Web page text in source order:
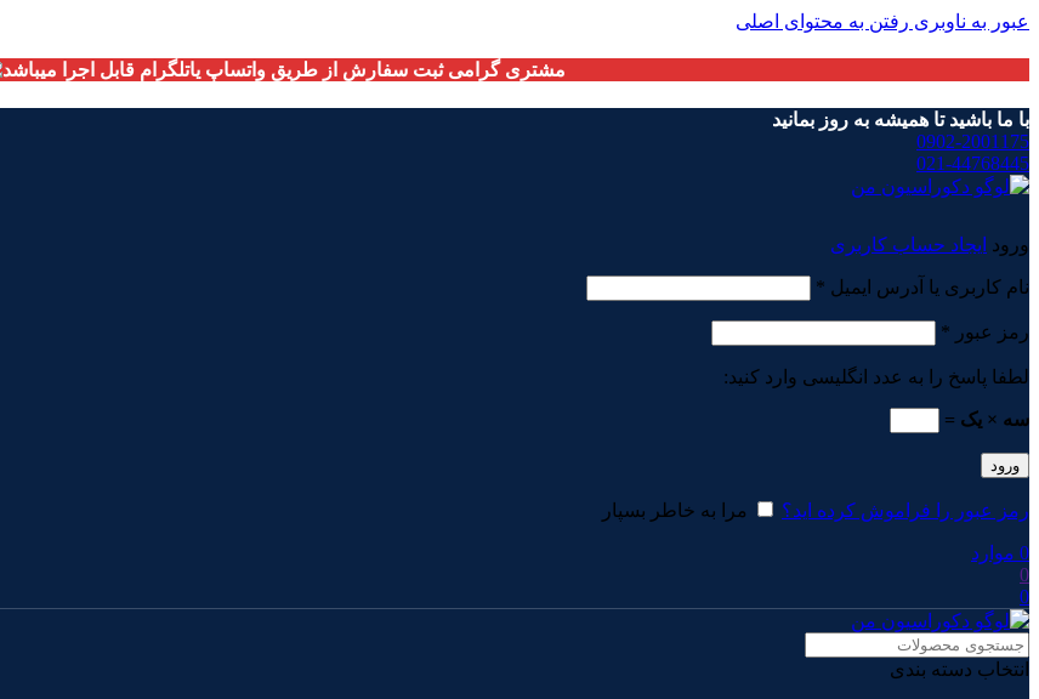
عبور به ناوبری رفتن به محتوای اصلی
مشتری گرامی ثبت سفارش از طریق واتساپ یاتلگرام قابل اجرا میباشد
با ما باشید تا همیشه به روز بمانید
0902-2001175
021-44768445
ورود ایجاد حساب کاربری
نام کاربری یا آدرس ایمیل *
رمز عبور *
لطفا پاسخ را به عدد انگلیسی وارد کنید:
سه × یک =
ورود
رمز عبور را فراموش کرده اید؟ مرا به خاطر بسپار
0 موارد
0
0
انتخاب دسته بندی